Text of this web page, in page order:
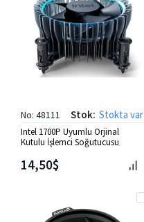
No: 48111 Stok: Stokta var
Intel 1700P Uyumlu Orjinal
Kutulu İşlemci Soğutucusu
14,50$